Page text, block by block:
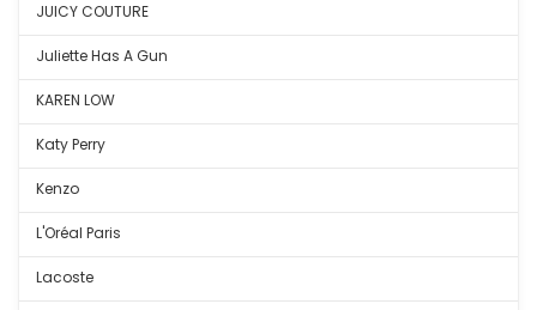
JUICY COUTURE
Juliette Has A Gun
KAREN LOW
Katy Perry
Kenzo
L'Oréal Paris
Lacoste